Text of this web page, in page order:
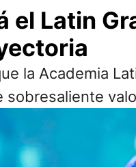
Latin
la Academia